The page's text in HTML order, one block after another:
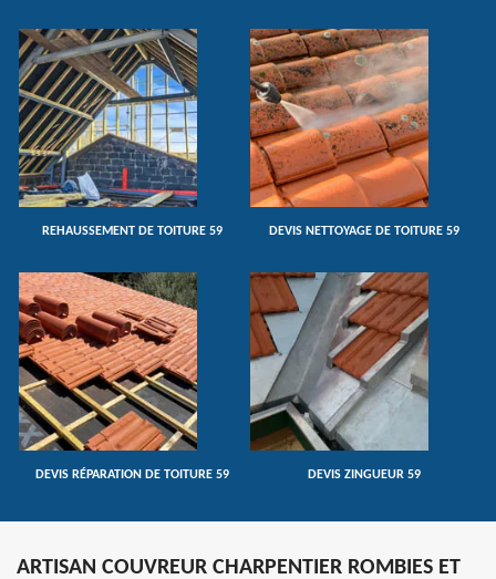
REHAUSSEMENT DE TOITURE 59 DEVIS NETTOYAGE DE TOITURE 59
DEVIS RÉPARATION DE TOITURE 59 DEVIS ZINGUEUR 59
ARTISAN COUVREUR CHARPENTIER ROMBIES ET